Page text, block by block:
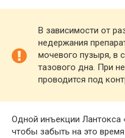
В зависимости от
недержания
мочевого пузыря, в
тазового дна. При
проводится под
Одной инъекции Лантокса
чтобы забыть на это